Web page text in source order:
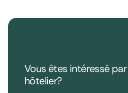
Vous êtes intéressé
hôtelier?